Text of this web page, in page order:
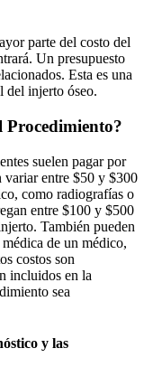
parte del costo del
Un presupuesto
Esta es una
del injerto óseo.
Procedimiento?
suelen pagar por
variar entre $50 y $300
como radiografías o
entre $100 y $500
También pueden
de un médico,
costos son
incluidos en la
sea
y las